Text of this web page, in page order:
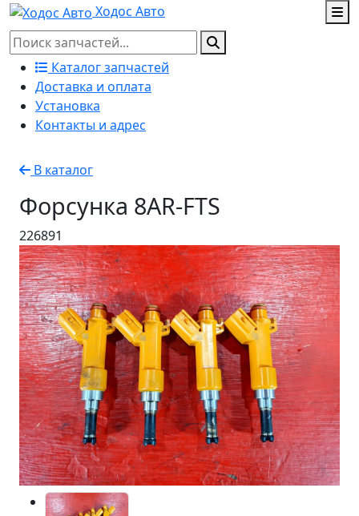
Ходос Авто
Каталог запчастей
Доставка и оплата
Установка
Контакты и адрес
В каталог
Форсунка 8AR-FTS
226891